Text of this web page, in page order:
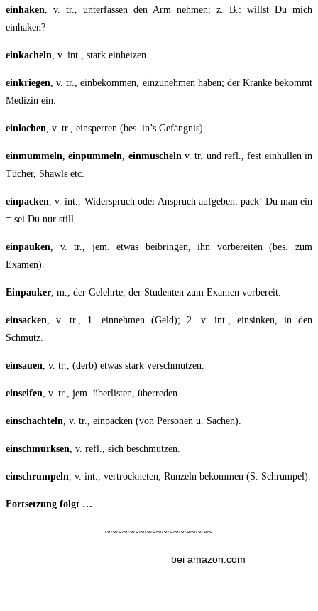
ein­ha­ken , v. tr., unter­fas­sen den Arm neh­men; z. B.: willst Du mich
einhaken?
ein­ka­cheln , v. int., stark einheizen.
ein­krie­gen , v. tr., ein­be­kom­men, ein­zu­neh­men haben; der Kran­ke bekommt
Medi­zin ein.
ein­lo­chen , v. tr., ein­sper­ren (bes. in’s Gefängnis).
ein­mum­meln ,ein­pum­meln ein­mu­scheln v. tr. und refl., fest ein­hül­len in
Tücher, Shawls etc.
ein­pa­cken , v. int., Wider­spruch oder Anspruch auf­ge­ben: pack’ Du man ein
= sei Du nur still.
ein­pau­ken , v. tr., jem. etwas bei­brin­gen, ihn vor­be­rei­ten (bes. zum
Examen).
Ein­pau­ker , m., der Gelehr­te, der Stu­den­ten zum Examen vorbereit.
ein­sa­cken , v. tr., 1. ein­neh­men (Geld); 2. v. int., ein­sin­ken, in den
Schmutz.
ein­sauen , v. tr., (derb) etwas stark verschmutzen.
ein­sei­fen , v. tr., jem. über­lis­ten, überreden.
ein­schach­teln , v. tr., ein­pa­cken (von Per­so­nen u. Sachen).
ein­schmurk­sen , v. refl., sich beschmutzen.
ein­schrum­peln , v. int., ver­trock­ne­ten, Run­zeln bekom­men (S. Schrumpel).
Fort­set­zung folgt …
~~~~~~~~~~~~~~~~~~~
bei amazon.com